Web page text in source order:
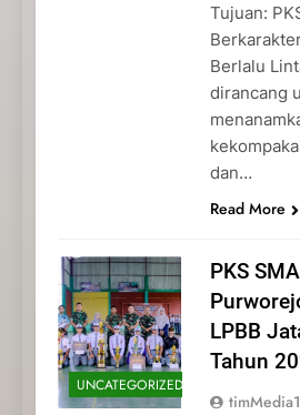
Tujuan:
Berlalu
dirancang
dan…
Read More
UNCATEGORIZED
PKS
LPBB
Tahun